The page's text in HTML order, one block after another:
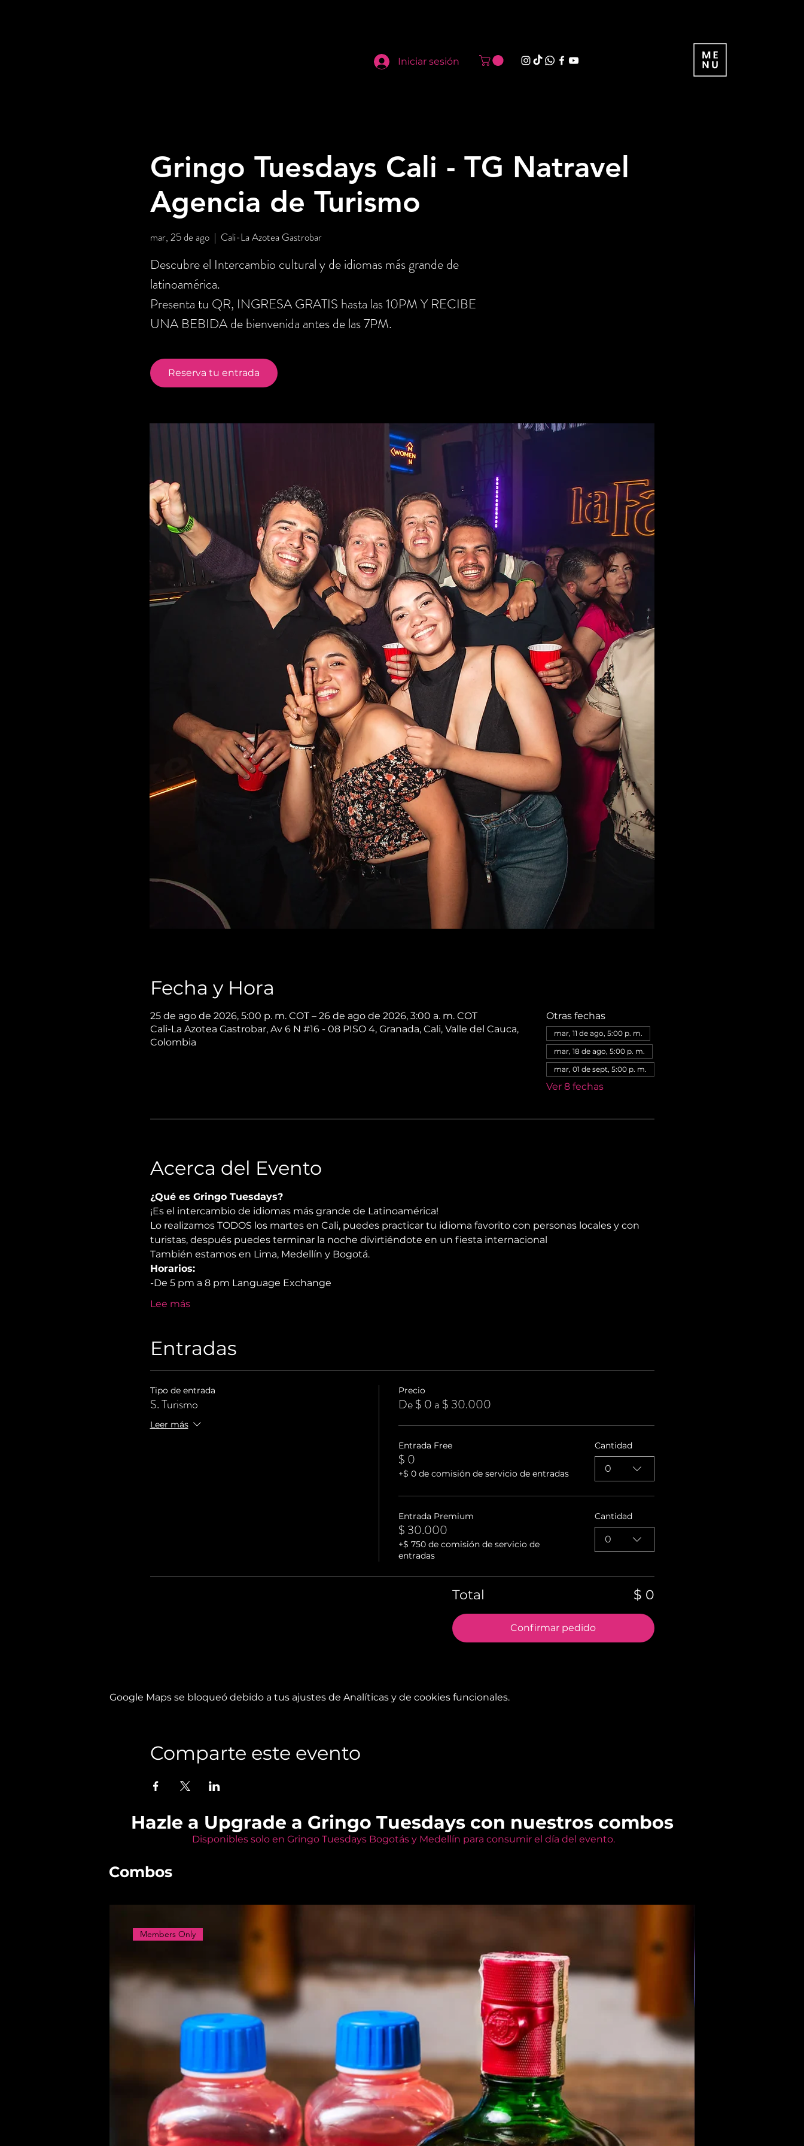
Iniciar sesión
Gringo Tuesdays Cali - TG Natravel
Agencia de Turismo
mar, 25 de ago
  |
Cali-La Azotea Gastrobar
Descubre el Intercambio cultural y de idiomas más grande de
latinoamérica.
Presenta tu QR, INGRESA GRATIS hasta las 10PM Y RECIBE
UNA BEBIDA de bienvenida antes de las 7PM.
Reserva tu entrada
Fecha y Hora
25 de ago de 2026, 5:00 p. m. COT – 26 de ago de 2026, 3:00 a. m. COT
Cali-La Azotea Gastrobar, Av 6 N #16 - 08 PISO 4, Granada, Cali, Valle del Cauca,
Colombia
Otras fechas
mar, 11 de ago, 5:00 p. m.
mar, 18 de ago, 5:00 p. m.
mar, 01 de sept, 5:00 p. m.
Ver 8 fechas
Acerca del Evento
¿Qué es Gringo Tuesdays?
¡Es el intercambio de idiomas más grande de Latinoamérica!
Lo realizamos TODOS los martes en Cali, puedes practicar tu idioma favorito con personas locales y con
turistas, después puedes terminar la noche divirtiéndote en un fiesta internacional
También estamos en Lima, Medellín y Bogotá.
Horarios:
-De 5 pm a 8 pm Language Exchange
Lee más
Entradas
Tipo de entrada
S. Turismo
Leer más
Precio
De $ 0 a $ 30.000
Entrada Free
$ 0
+$ 0 de comisión de servicio de entradas
Cantidad
0
Entrada Premium
$ 30.000
+$ 750 de comisión de servicio de
entradas
Cantidad
0
Total $ 0
Confirmar pedido
Google Maps se bloqueó debido a tus ajustes de Analíticas y de cookies funcionales.
Comparte este evento
Hazle a Upgrade a Gringo Tuesdays con nuestros combos
Disponibles solo en Gringo Tuesdays Bogotás y Medellín para consumir el día del evento.
Combos
Members Only